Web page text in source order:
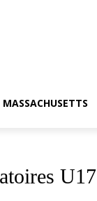
MASSACHUSETTS
U17